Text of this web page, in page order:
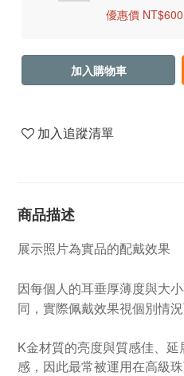
優惠價 NT$600
加入購物車
加入追蹤清單
商品描述
展示照片為實品的配戴效果
因每個人的耳垂厚薄度與大
同，實際佩戴效果視個別情
K金材質的亮度與質感佳、
感，因此最常被運用在高級